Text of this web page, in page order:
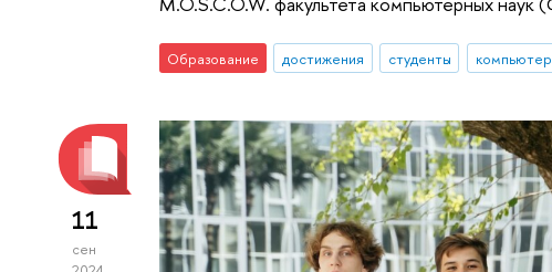
Образование достижения студенты
11
сен